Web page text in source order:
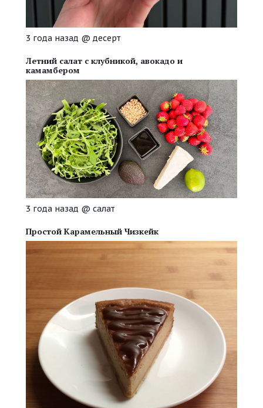
3 года назад @ десерт
Летний салат с клубникой, авокадо и
камамбером
3 года назад @ салат
Простой Карамельный Чизкейк